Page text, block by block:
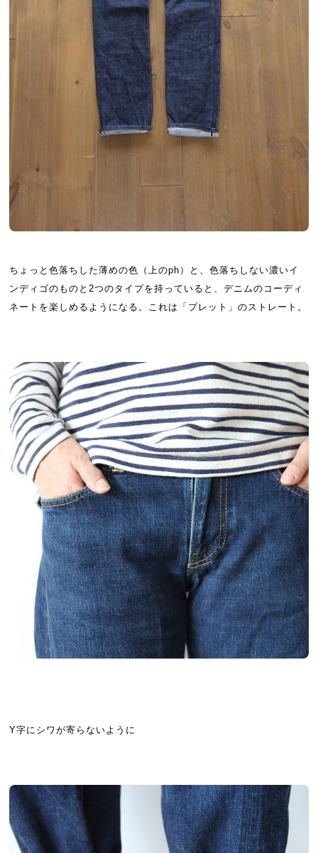
ちょっと色落ちした薄めの色（上のph）と、色落ちしない濃いイ
ンディゴのものと2つのタイプを持っていると、デニムのコーディ
ネートを楽しめるようになる。これは「プレット」のストレート。
Y字にシワが寄らないように